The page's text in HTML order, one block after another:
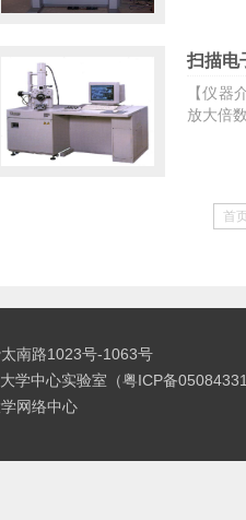
扫描电
【仪器
放大倍
首
南路1023号-1063号
学中心实验室（粤ICP备05084331
网络中心